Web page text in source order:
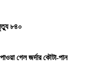
৮৪০
গেল জর্দার কৌটা-পান